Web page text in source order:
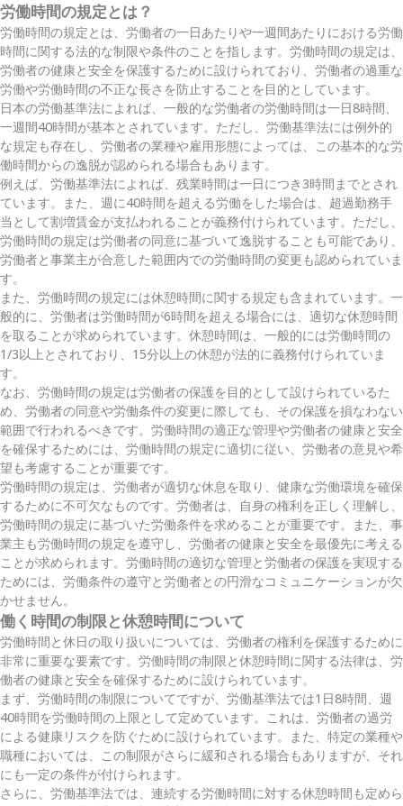
労働時間の規定とは？
労働時間の規定とは、労働者の一日あたりや一週間あたりにおける労働
時間に関する法的な制限や条件のことを指します。労働時間の規定は、
労働者の健康と安全を保護するために設けられており、労働者の過重な
労働や労働時間の不正な長さを防止することを目的としています。
日本の労働基準法によれば、一般的な労働者の労働時間は一日8時間、
一週間40時間が基本とされています。ただし、労働基準法には例外的
な規定も存在し、労働者の業種や雇用形態によっては、この基本的な労
働時間からの逸脱が認められる場合もあります。
例えば、労働基準法によれば、残業時間は一日につき3時間までとされ
ています。また、週に40時間を超える労働をした場合は、超過勤務手
当として割増賃金が支払われることが義務付けられています。ただし、
労働時間の規定は労働者の同意に基づいて逸脱することも可能であり、
労働者と事業主が合意した範囲内での労働時間の変更も認められていま
す。
また、労働時間の規定には休憩時間に関する規定も含まれています。一
般的に、労働者は労働時間が6時間を超える場合には、適切な休憩時間
を取ることが求められています。休憩時間は、一般的には労働時間の
1/3以上とされており、15分以上の休憩が法的に義務付けられていま
す。
なお、労働時間の規定は労働者の保護を目的として設けられているた
め、労働者の同意や労働条件の変更に際しても、その保護を損なわない
範囲で行われるべきです。労働時間の適正な管理や労働者の健康と安全
を確保するためには、労働時間の規定に適切に従い、労働者の意見や希
望も考慮することが重要です。
労働時間の規定は、労働者が適切な休息を取り、健康な労働環境を確保
するために不可欠なものです。労働者は、自身の権利を正しく理解し、
労働時間の規定に基づいた労働条件を求めることが重要です。また、事
業主も労働時間の規定を遵守し、労働者の健康と安全を最優先に考える
ことが求められます。労働時間の適切な管理と労働者の保護を実現する
ためには、労働条件の遵守と労働者との円滑なコミュニケーションが欠
かせません。
働く時間の制限と休憩時間について
労働時間と休日の取り扱いについては、労働者の権利を保護するために
非常に重要な要素です。労働時間の制限と休憩時間に関する法律は、労
働者の健康と安全を確保するために設けられています。
まず、労働時間の制限についてですが、労働基準法では1日8時間、週
40時間を労働時間の上限として定めています。これは、労働者の過労
による健康リスクを防ぐために設けられています。また、特定の業種や
職種においては、この制限がさらに緩和される場合もありますが、それ
にも一定の条件が付けられます。
さらに、労働基準法では、連続する労働時間に対する休憩時間も定めら